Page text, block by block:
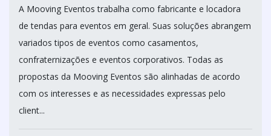
A Mooving Eventos trabalha como fabricante e locadora
de tendas para eventos em geral. Suas soluções abrangem
variados tipos de eventos como casamentos,
confraternizações e eventos corporativos. Todas as
propostas da Mooving Eventos são alinhadas de acordo
com os interesses e as necessidades expressas pelo
client...